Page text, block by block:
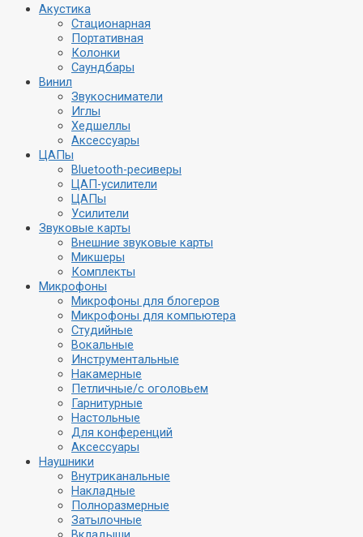
Акустика
Стационарная
Портативная
Колонки
Саундбары
Винил
Звукосниматели
Иглы
Хедшеллы
Аксессуары
ЦАПы
Bluetooth-ресиверы
ЦАП-усилители
ЦАПы
Усилители
Звуковые карты
Внешние звуковые карты
Микшеры
Комплекты
Микрофоны
Микрофоны для блогеров
Микрофоны для компьютера
Студийные
Вокальные
Инструментальные
Накамерные
Петличные/с оголовьем
Гарнитурные
Настольные
Для конференций
Аксессуары
Наушники
Внутриканальные
Накладные
Полноразмерные
Затылочные